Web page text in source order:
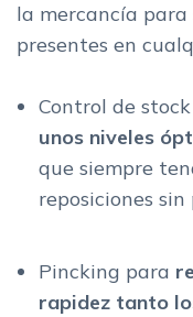
la mercancía para
presentes en
Control de
unos niveles
que siempre
reposiciones
Pincking para
rapidez tanto